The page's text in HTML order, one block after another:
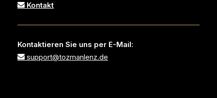
Kontakt
Kontaktieren Sie uns per E-Mail:
support@tozmanlenz.de